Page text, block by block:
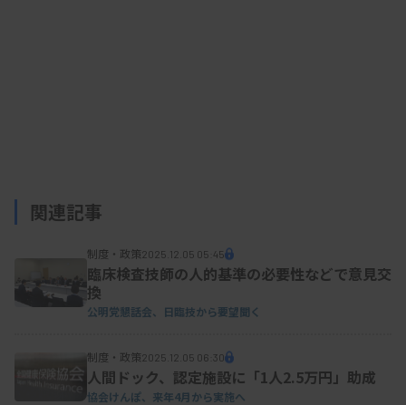
関連記事
制度・政策2025.12.05 05:45
臨床検査技師の人的基準の必要性などで意見交
換
公明党懇話会、日臨技から要望聞く
制度・政策2025.12.05 06:30
人間ドック、認定施設に「1人2.5万円」助成
協会けんぽ、来年4月から実施へ